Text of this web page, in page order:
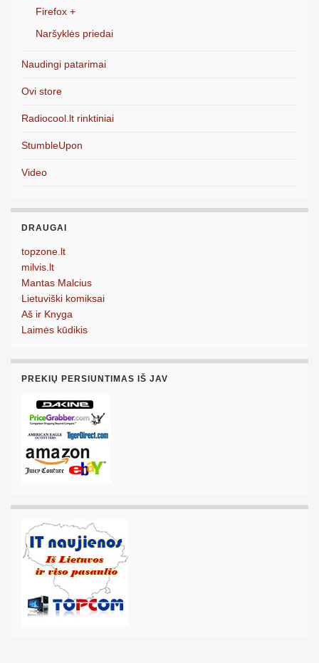
Firefox +
Naršyklės priedai
Naudingi patarimai
Ovi store
Radiocool.lt rinktiniai
StumbleUpon
Video
DRAUGAI
topzone.lt
milvis.lt
Mantas Malcius
Lietuviški komiksai
Aš ir Knyga
Laimės kūdikis
PREKIŲ PERSIUNTIMAS IŠ JAV